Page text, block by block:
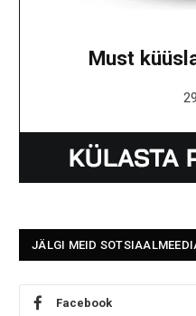
Must
JÄLGI MEID
Facebook